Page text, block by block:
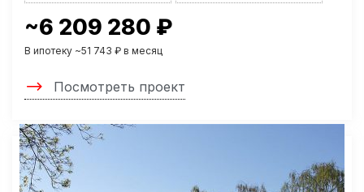
~6 209 280 ₽
В ипотеку ~51 743 ₽ в месяц
Посмотреть проект